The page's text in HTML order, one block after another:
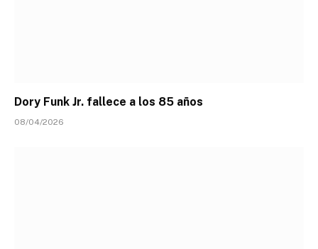
Dory Funk Jr. fallece a los 85 años
08/04/2026